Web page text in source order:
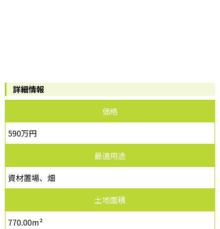
詳細情報
価格
590万円
最適用途
資材置場、畑
土地面積
770.00m²